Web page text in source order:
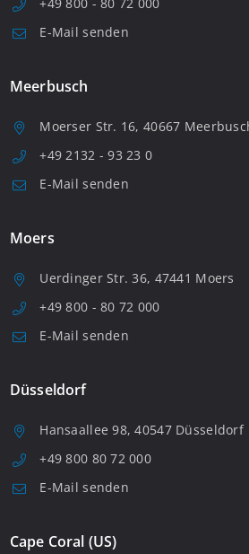
E-Mail senden
Meerbusch
Moerser Str. 16, 40667
+49 2132 - 93 23 0
E-Mail senden
Moers
Uerdinger Str. 36, 47441 Moers
+49 800 - 80 72 000
E-Mail senden
Düsseldorf
Hansaallee 98, 40547 Düsseldorf
+49 800 80 72 000
E-Mail senden
Cape Coral (US)